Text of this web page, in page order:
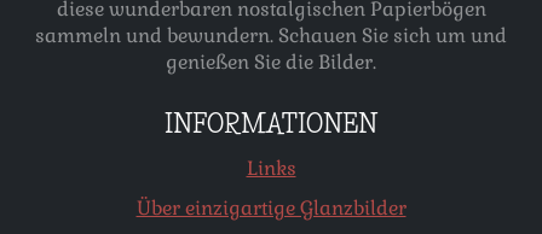
diese wunderbaren nostalgischen Papierbögen
sammeln und bewundern. Schauen Sie sich um und
genießen Sie die Bilder.
INFORMATIONEN
Links
Über einzigartige Glanzbilder